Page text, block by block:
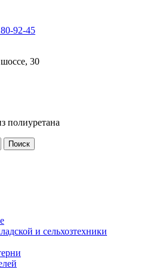
92-45
30
полиуретана
и сельхозтехники